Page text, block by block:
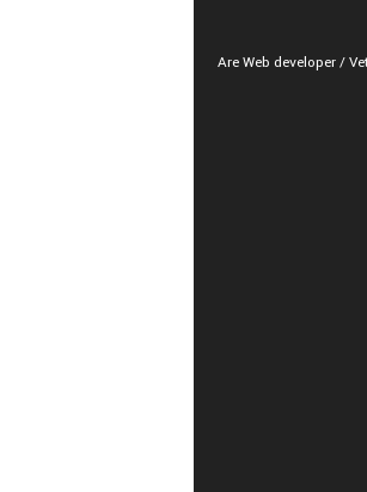
Are Web developer /